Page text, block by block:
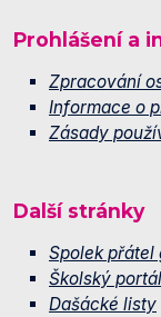
Prohlášení a
Zpracování
Informace o
Zásady
Další stránky
Spolek přátel
Školský
Dašácké listy